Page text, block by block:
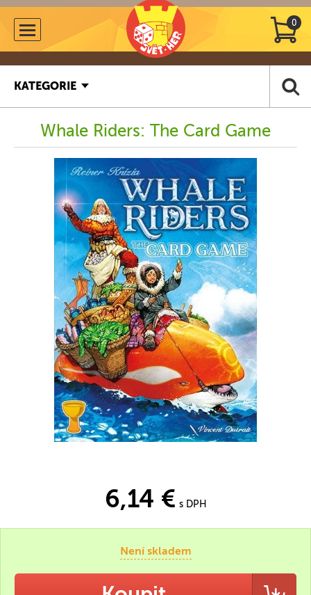
0
KATEGORIE
Whale Riders: The Card Game
6,14 € s DPH
Není skladem